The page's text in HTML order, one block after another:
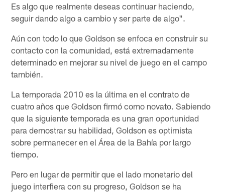
Es algo que realmente deseas continuar haciendo,
seguir dando algo a cambio y ser parte de algo".
Aún con todo lo que Goldson se enfoca en construir su
contacto con la comunidad, está extremadamente
determinado en mejorar su nivel de juego en el campo
también.
La temporada 2010 es la última en el contrato de
cuatro años que Goldson firmó como novato. Sabiendo
que la siguiente temporada es una gran oportunidad
para demostrar su habilidad, Goldson es optimista
sobre permanecer en el Área de la Bahía por largo
tiempo.
Pero en lugar de permitir que el lado monetario del
juego interfiera con su progreso, Goldson se ha